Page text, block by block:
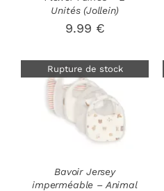
Unités (Jollein)
9.99 €
Rupture de stock
DÉTAILS
Bavoir Jersey
imperméable – Animal